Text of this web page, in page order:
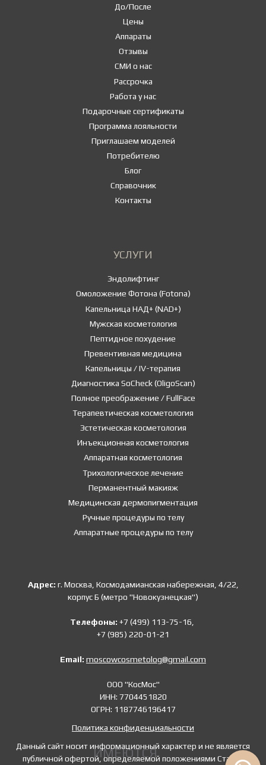
До/После
Цены
Аппараты
Отзывы
СМИ о нас
Рассрочка
Работа у нас
Подарочные сертификаты
Программа лояльности
Приглашаем моделей
Потребителю
Блог
Справочник
Контакты
УСЛУГИ
Эндолифтинг
Омоложение Фотона (Fotona)
Капельница НАД+ (NAD+)
Мужская косметология
Пептидное похудение
Превентивная медицина
Капельницы / IV-терапия
Диагностика SoCheck (OligoScan)
Полное преображение / FullFace
Терапевтическая косметология
Эстетическая косметология
Инъекционная косметология
Аппаратная косметология
Трихологическое лечение
Перманентный макияж
Медицинская дермопигментация
Ручные процедуры по телу
Аппаратные процедуры по телу
Адрес: г. Москва, Космодамианская набережная, 4/22,
корпус Б (метро "Новокузнецкая")
Телефоны: +7 (499) 113-75-16,
+7 (985) 220-01-21
Email: moscowcosmetolog@gmail.com
ООО "КосМос"
ИНН: 7704451820
ОГРН: 1187746196417
Политика конфиденциальности
Данный сайт носит информационный характер и не является
публичной офертой, определяемой положениями Статьи
ИМЕЮТСЯ